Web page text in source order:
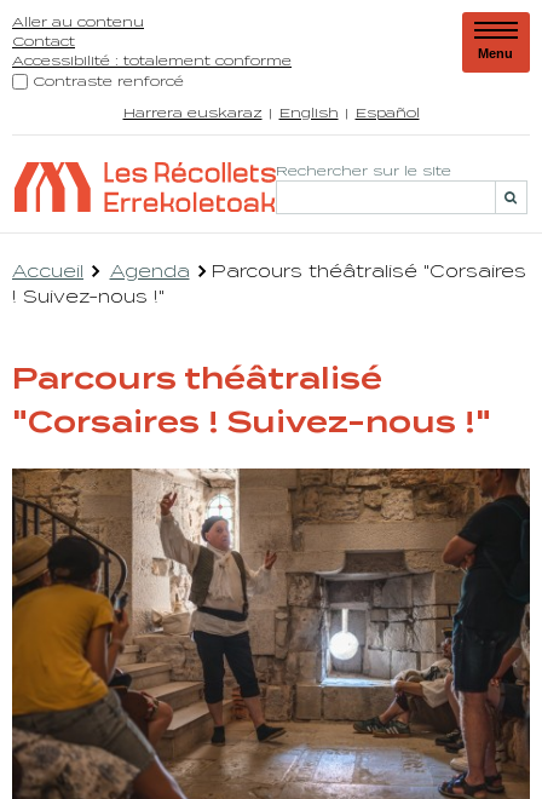
Aller au contenu
Contact
Accessibilité : totalement conforme
Contraste renforcé
Harrera euskaraz
English Español
Rechercher sur le site
Menu
Accueil Agenda
Parcours théâtralisé "Corsaires
! Suivez-nous !"
Parcours théâtralisé
"Corsaires ! Suivez-nous !"